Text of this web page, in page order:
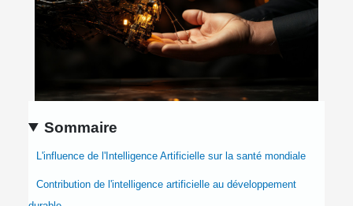
Sommaire
L'influence de l'Intelligence Artificielle sur la santé mondiale
Contribution de l'intelligence artificielle au développement